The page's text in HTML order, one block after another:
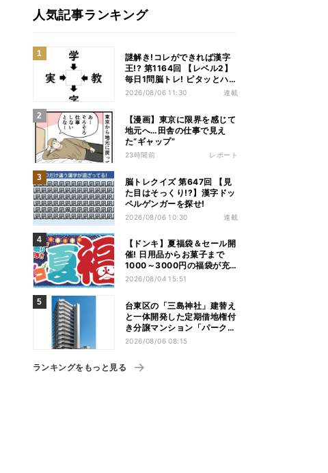
人気記事ランキング
謎解き!コレができれば漢字
王!? 第1164回 【レベル2】
毎日1問脳トレ! ピタッとハマ
る漢字はどれだ?
2026/08/06 11:30 連載
【漫画】東京に限界を感じて
地元へ…田舎の仕事で見え
た“ギャップ”
23時間前 レポート
脳トレクイズ 第647回 【見
た目はそっくり!?】漢字ドッ
ペルゲンガーを探せ!
2026/08/06 10:30 連載
【ドンキ】夏福袋＆セール開
催! 日用品からお菓子まで
1000～3000円の福袋が充
実、家電やアパレルなど人気
2026/08/04 15:51
台東区の「三島神社」建替え
と一体開発した定期借地権付
き分譲マンション「パークホ
ームズ入谷」竣工
2026/08/06 08:15
ランキングをもっと見る